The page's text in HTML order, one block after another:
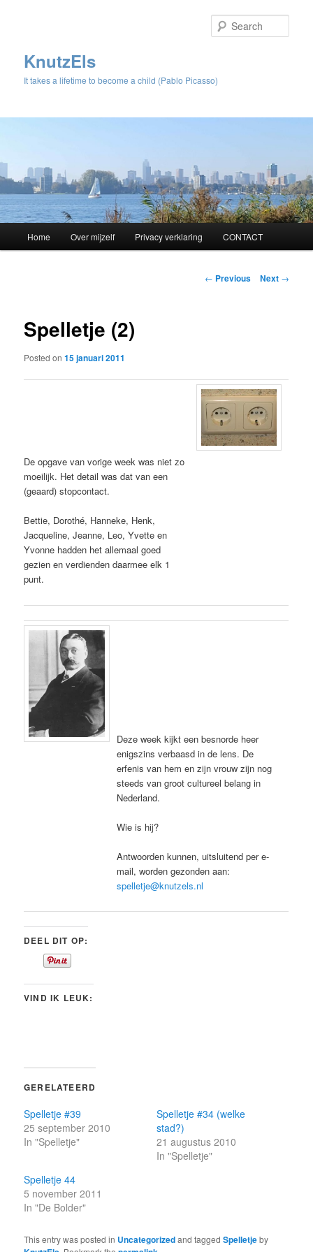
KnutzEls
It takes a lifetime to become a child (Pablo Picasso)
Skip
content
Home Over mijzelf Privacy verklaring CONTACT
Post
← Previous Next →
Spelletje (2)
Posted on15 januari 2011
De opgave van vorige week was niet zo
moeilijk. Het detail was dat van een
(geaard) stopcontact.
Bettie, Dorothé, Hanneke, Henk,
Jacqueline, Jeanne, Leo, Yvette en
Yvonne hadden het allemaal goed
gezien en verdienden daarmee elk 1
punt.
Deze week kijkt een besnorde heer
enigszins verbaasd in de lens. De
erfenis van hem en zijn vrouw zijn nog
steeds van groot cultureel belang in
Nederland.
Wie is hij?
Antwoorden kunnen, uitsluitend per e-
mail, worden gezonden aan:
spelletje@knutzels.nl
DEEL DIT OP:
VIND IK LEUK:
GERELATEERD
Spelletje #39
25 september 2010
In "Spelletje"
Spelletje #34 (welke
stad?)
21 augustus 2010
In "Spelletje"
Spelletje 44
5 november 2011
In "De Bolder"
This entry was posted in Uncategorizedand taggedSpelletjeby